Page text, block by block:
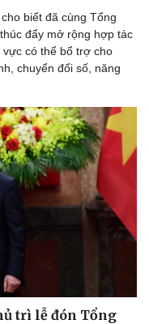
biết đã cùng Tổng
đẩy mở rộng hợp tác
có thể bổ trợ cho
chuyển đổi số, năng
trì lễ đón Tổng